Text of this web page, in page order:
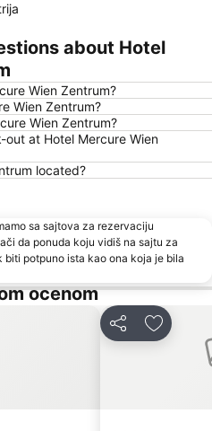
Leopoldstadt
Meidling
Istorijski centar Beča
Ottakring
Tržni centar Shopping city Sud
Lugner City
Arsenal
Albertina
Stephansdom
Wien Mitte - The Mall
Pfarre Maria Geburt am Rennweg
about Hotel
Wien Zentrum?
Wien Zentrum?
Wien Zentrum?
at Hotel Mercure Wien
located?
sa sajtova za rezervaciju
da ponuda koju vidiš na sajtu za
potpuno ista kao ona koja je bila
ocenom
Deli Dodati